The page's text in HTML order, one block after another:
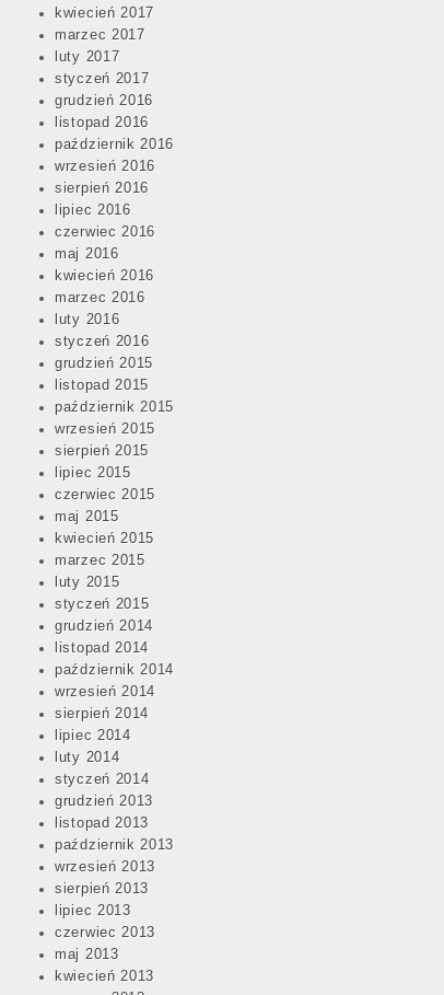
kwiecień 2017
marzec 2017
luty 2017
styczeń 2017
grudzień 2016
listopad 2016
październik 2016
wrzesień 2016
sierpień 2016
lipiec 2016
czerwiec 2016
maj 2016
kwiecień 2016
marzec 2016
luty 2016
styczeń 2016
grudzień 2015
listopad 2015
październik 2015
wrzesień 2015
sierpień 2015
lipiec 2015
czerwiec 2015
maj 2015
kwiecień 2015
marzec 2015
luty 2015
styczeń 2015
grudzień 2014
listopad 2014
październik 2014
wrzesień 2014
sierpień 2014
lipiec 2014
luty 2014
styczeń 2014
grudzień 2013
listopad 2013
październik 2013
wrzesień 2013
sierpień 2013
lipiec 2013
czerwiec 2013
maj 2013
kwiecień 2013